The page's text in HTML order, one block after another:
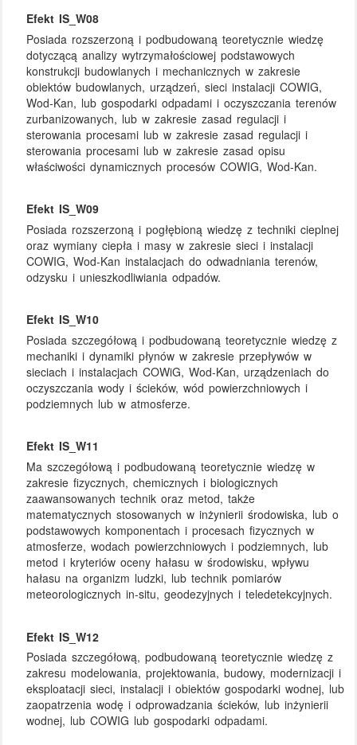
Efekt IS_W08
Posiada rozszerzoną i podbudowaną teoretycznie wiedzę
dotyczącą analizy wytrzymałościowej podstawowych
konstrukcji budowlanych i mechanicznych w zakresie
obiektów budowlanych, urządzeń, sieci instalacji COWIG,
Wod-Kan, lub gospodarki odpadami i oczyszczania terenów
zurbanizowanych, lub w zakresie zasad regulacji i
sterowania procesami lub w zakresie zasad regulacji i
sterowania procesami lub w zakresie zasad opisu
właściwości dynamicznych procesów COWIG, Wod-Kan.
Efekt IS_W09
Posiada rozszerzoną i pogłębioną wiedzę z techniki cieplnej
oraz wymiany ciepła i masy w zakresie sieci i instalacji
COWIG, Wod-Kan instalacjach do odwadniania terenów,
odzysku i unieszkodliwiania odpadów.
Efekt IS_W10
Posiada szczegółową i podbudowaną teoretycznie wiedzę z
mechaniki i dynamiki płynów w zakresie przepływów w
sieciach i instalacjach COWiG, Wod-Kan, urządzeniach do
oczyszczania wody i ścieków, wód powierzchniowych i
podziemnych lub w atmosferze.
Efekt IS_W11
Ma szczegółową i podbudowaną teoretycznie wiedzę w
zakresie fizycznych, chemicznych i biologicznych
zaawansowanych technik oraz metod, także
matematycznych stosowanych w inżynierii środowiska, lub o
podstawowych komponentach i procesach fizycznych w
atmosferze, wodach powierzchniowych i podziemnych, lub
metod i kryteriów oceny hałasu w środowisku, wpływu
hałasu na organizm ludzki, lub technik pomiarów
meteorologicznych in-situ, geodezyjnych i teledetekcyjnych.
Efekt IS_W12
Posiada szczegółową, podbudowaną teoretycznie wiedzę z
zakresu modelowania, projektowania, budowy, modernizacji i
eksploatacji sieci, instalacji i obiektów gospodarki wodnej, lub
zaopatrzenia wodę i odprowadzania ścieków, lub inżynierii
wodnej, lub COWIG lub gospodarki odpadami.